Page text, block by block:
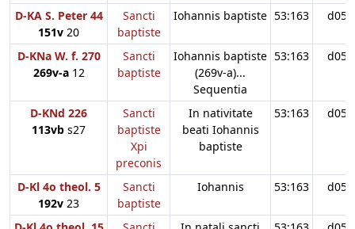
D-KA S. Peter 44
151v 20
Sancti
baptiste
Iohannis baptiste 53:163 d05
D-KNa W. f. 270
269v-a12
Sancti
baptiste
Iohannis baptiste
(269v-a)...
Sequentia
53:163 d05
D-KNd 226
113vb s27
Sancti
baptiste
Xpi
preconis
In nativitate
beati Iohannis
baptiste
53:163 d05
D-Kl 4o theol. 5
192v 23
Sancti
baptiste
Iohannis 53:163 d05